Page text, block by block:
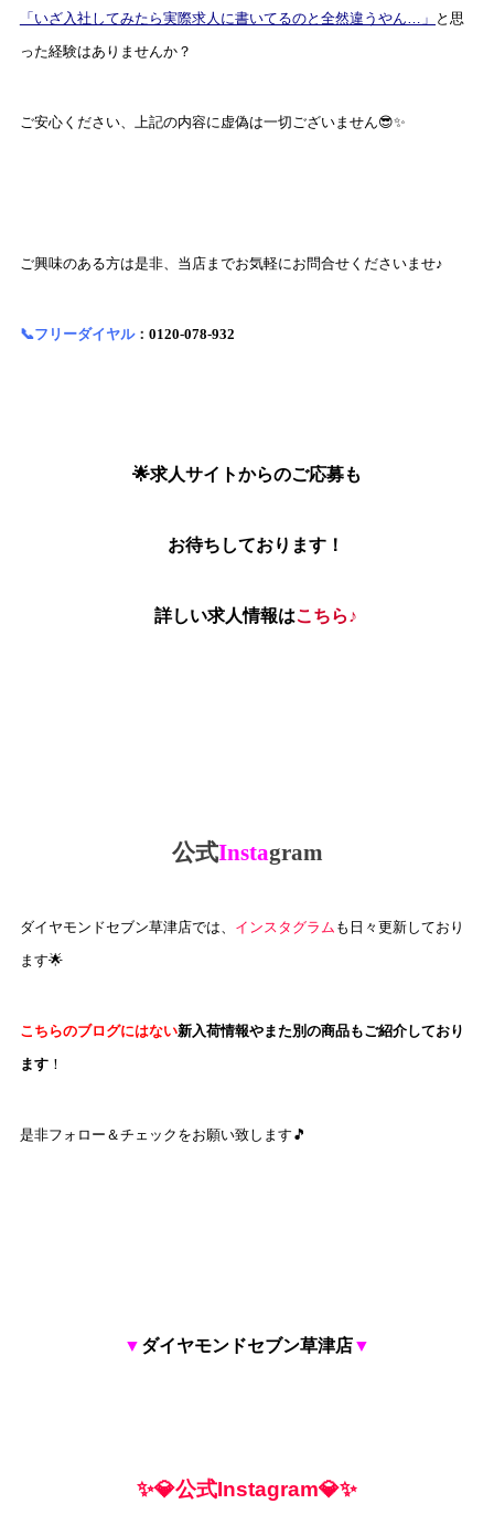
「いざ入社してみたら実際求人に書いてるのと全然違うやん…」 と思
った経験はありませんか？
ご安心ください、上記の内容に虚偽は一切ございません😎✨
ご興味のある方は是非、当店までお気軽にお問合せくださいませ♪
📞フリーダイヤル： 0120-078-932
🌟求人サイトからのご応募も
お待ちしております！
詳しい求人情報はこちら♪
公式Instagram
ダイヤモンドセブン草津店では、 インスタグラム も日々更新しており
ます🌟
こちらのブログにはない新入荷情報やまた別の商品もご紹介しており
ます！
是非フォロー＆チェックをお願い致します🎵
▼ ダイヤモンドセブン草津店▼
✨💎公式Instagram💎✨